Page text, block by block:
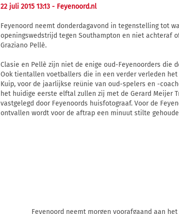
22 juli 2015 13:13 - Feyenoord.nl
Feyenoord neemt donderdagavond in tegenstelling tot
openingswedstrijd tegen Southampton en niet achteraf
Graziano Pellè.
Clasie en Pellè zijn niet de enige oud-Feyenoorders die
Ook tientallen voetballers die in een verder verleden
Kuip, voor de jaarlijkse reünie van oud-spelers en -
het huidige eerste elftal zullen zij met de Gerard Meijer
vastgelegd door Feyenoords huisfotograaf. Voor de
ontvallen wordt voor de aftrap een minuut stilte
Feyenoord neemt morgen voorafgaand aan